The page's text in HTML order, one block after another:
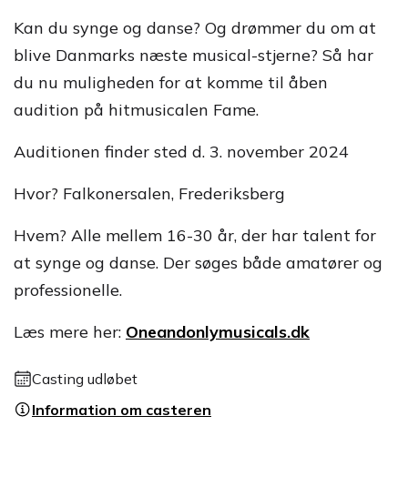
Kan du synge og danse? Og drømmer du om at
blive Danmarks næste musical-stjerne? Så har
du nu muligheden for at komme til åben
audition på hitmusicalen Fame.
Auditionen finder sted d. 3. november 2024
Hvor? Falkonersalen, Frederiksberg
Hvem? Alle mellem 16-30 år, der har talent for
at synge og danse. Der søges både amatører og
professionelle.
Læs mere her: Oneandonlymusicals.dk
Casting udløbet
Information om casteren